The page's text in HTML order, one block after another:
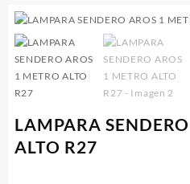
LAMPARA
ALTO R27